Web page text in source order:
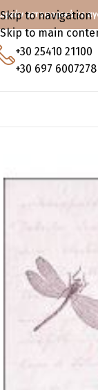
Skip to navigation
Skip to main
μεταφορικά με
+30 25410 21100
+30 697 6007278